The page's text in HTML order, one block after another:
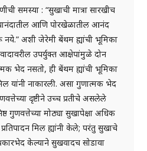
समस्या : “सुखाची मात्रा सारखीच
आणि पोरखेळातील आनंद
अशी जेरेमी बेंथम ह्यांची भूमिका
उपर्युक्त आक्षेपांमुळे दोन
भेद नसतो, ही बेंथम ह्यांची भूमिका
यांनी नाकारली. असा गुणात्मक भेद
दृष्टीने उच्च प्रतीचे असलेले
गुणवत्तेच्या मोठ्या सुखापेक्षा अधिक
मिल ह्यांनी केले; परंतु सुखाचे
केल्याने सुखवादच सोडावा